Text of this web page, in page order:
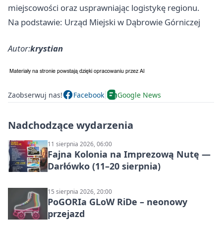
miejscowości oraz usprawniając logistykę regionu.
Na podstawie: Urząd Miejski w Dąbrowie Górniczej
Autor:krystian
Zaobserwuj nas! Facebook Google News
Nadchodzące wydarzenia
11 sierpnia 2026, 06:00
Fajna Kolonia na Imprezową Nutę —
Darłówko (11–20 sierpnia)
15 sierpnia 2026, 20:00
PoGORIa GLoW RiDe – neonowy
przejazd